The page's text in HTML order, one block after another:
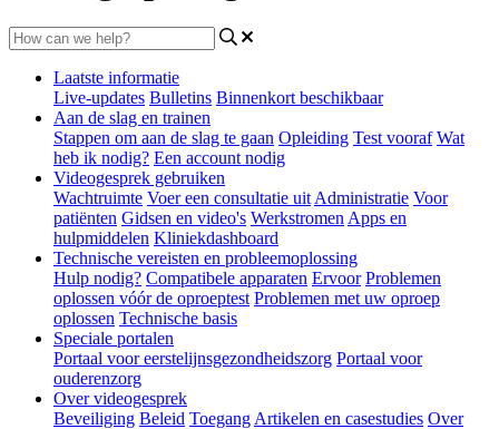
Laatste informatie
Live-updates Bulletins Binnenkort beschikbaar
Aan de slag en trainen
Stappen om aan de slag te gaan Opleiding Test vooraf Wat
heb ik nodig? Een account nodig
Videogesprek gebruiken
Wachtruimte Voer een consultatie uit Administratie Voor
patiënten Gidsen en video's Werkstromen Apps en
hulpmiddelen Kliniekdashboard
Technische vereisten en probleemoplossing
Hulp nodig? Compatibele apparaten Ervoor Problemen
oplossen vóór de oproeptest Problemen met uw oproep
oplossen Technische basis
Speciale portalen
Portaal voor eerstelijnsgezondheidszorg Portaal voor
ouderenzorg
Over videogesprek
Beveiliging Beleid Toegang Artikelen en casestudies Over